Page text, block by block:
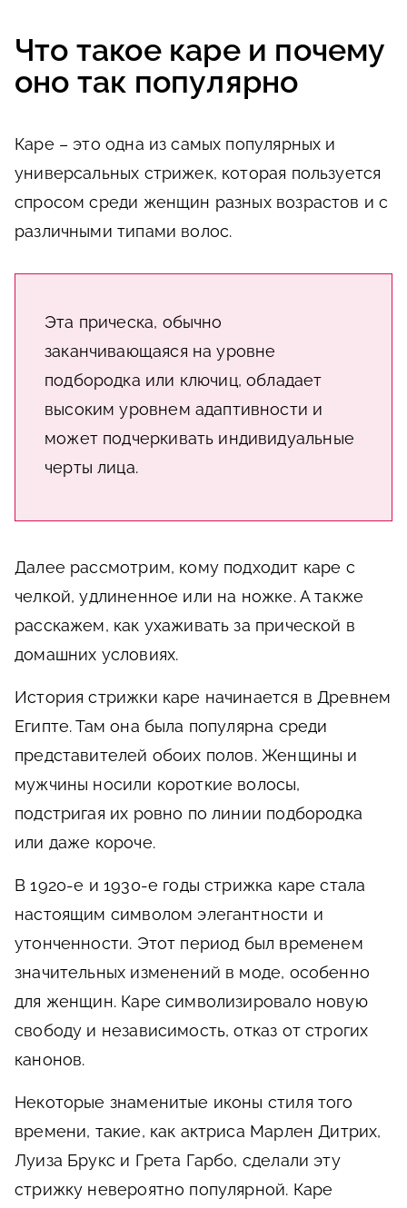
Что такое каре и почему
оно так популярно
Каре – это одна из самых популярных и
универсальных стрижек, которая пользуется
спросом среди женщин разных возрастов и с
различными типами волос.
Эта прическа, обычно
заканчивающаяся на уровне
подбородка или ключиц, обладает
высоким уровнем адаптивности и
может подчеркивать индивидуальные
черты лица.
Далее рассмотрим, кому подходит каре с
челкой, удлиненное или на ножке. А также
расскажем, как ухаживать за прической в
домашних условиях.
История стрижки каре начинается в Древнем
Египте. Там она была популярна среди
представителей обоих полов. Женщины и
мужчины носили короткие волосы,
подстригая их ровно по линии подбородка
или даже короче.
В 1920-е и 1930-е годы стрижка каре стала
настоящим символом элегантности и
утонченности. Этот период был временем
значительных изменений в моде, особенно
для женщин. Каре символизировало новую
свободу и независимость, отказ от строгих
канонов.
Некоторые знаменитые иконы стиля того
времени, такие, как актриса Марлен Дитрих,
Луиза Брукс и Грета Гарбо, сделали эту
стрижку невероятно популярной. Каре